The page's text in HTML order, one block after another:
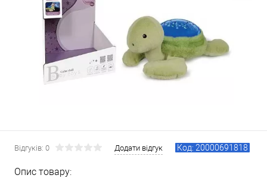
Відгуків: 0 Додати відгук Код: 20000691818
Опис товару: